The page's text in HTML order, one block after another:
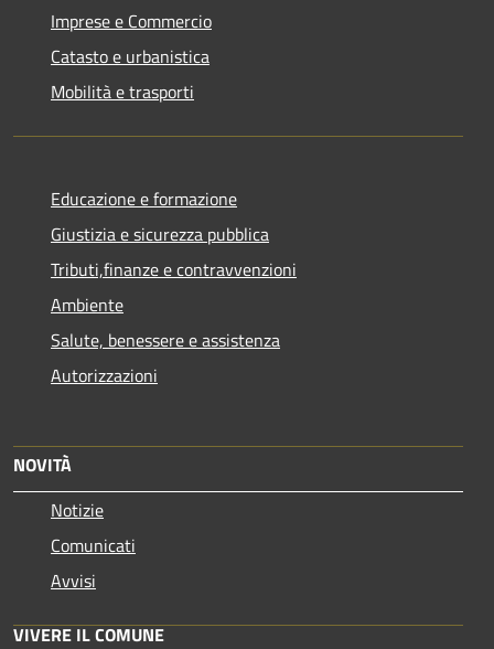
Imprese e Commercio
Catasto e urbanistica
Mobilità e trasporti
Educazione e formazione
Giustizia e sicurezza pubblica
Tributi,finanze e contravvenzioni
Ambiente
Salute, benessere e assistenza
Autorizzazioni
NOVITÀ
Notizie
Comunicati
Avvisi
VIVERE IL COMUNE